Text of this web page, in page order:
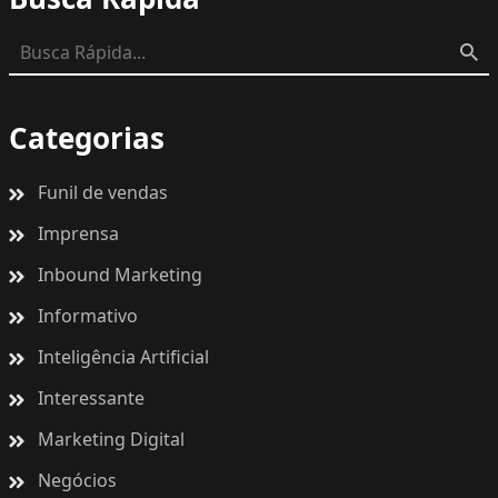
Categorias
Funil de vendas
Imprensa
Inbound Marketing
Informativo
Inteligência Artificial
Interessante
Marketing Digital
Negócios